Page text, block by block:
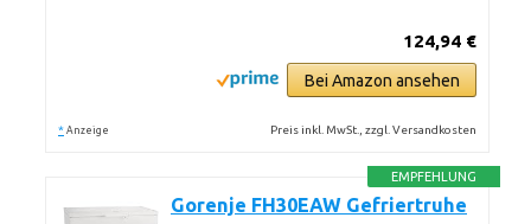
124,94 €
Bei Amazon ansehen
* Anzeige Preis inkl. MwSt., zzgl. Versandkosten
EMPFEHLUNG
Gorenje FH30EAW Gefriertruhe